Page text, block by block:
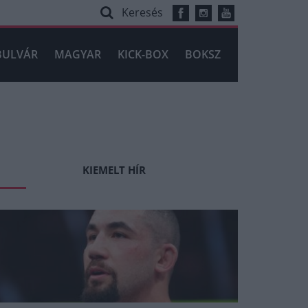
Keresés
MAGYAR KICK-BOX BOKSZ
KIEMELT HÍR